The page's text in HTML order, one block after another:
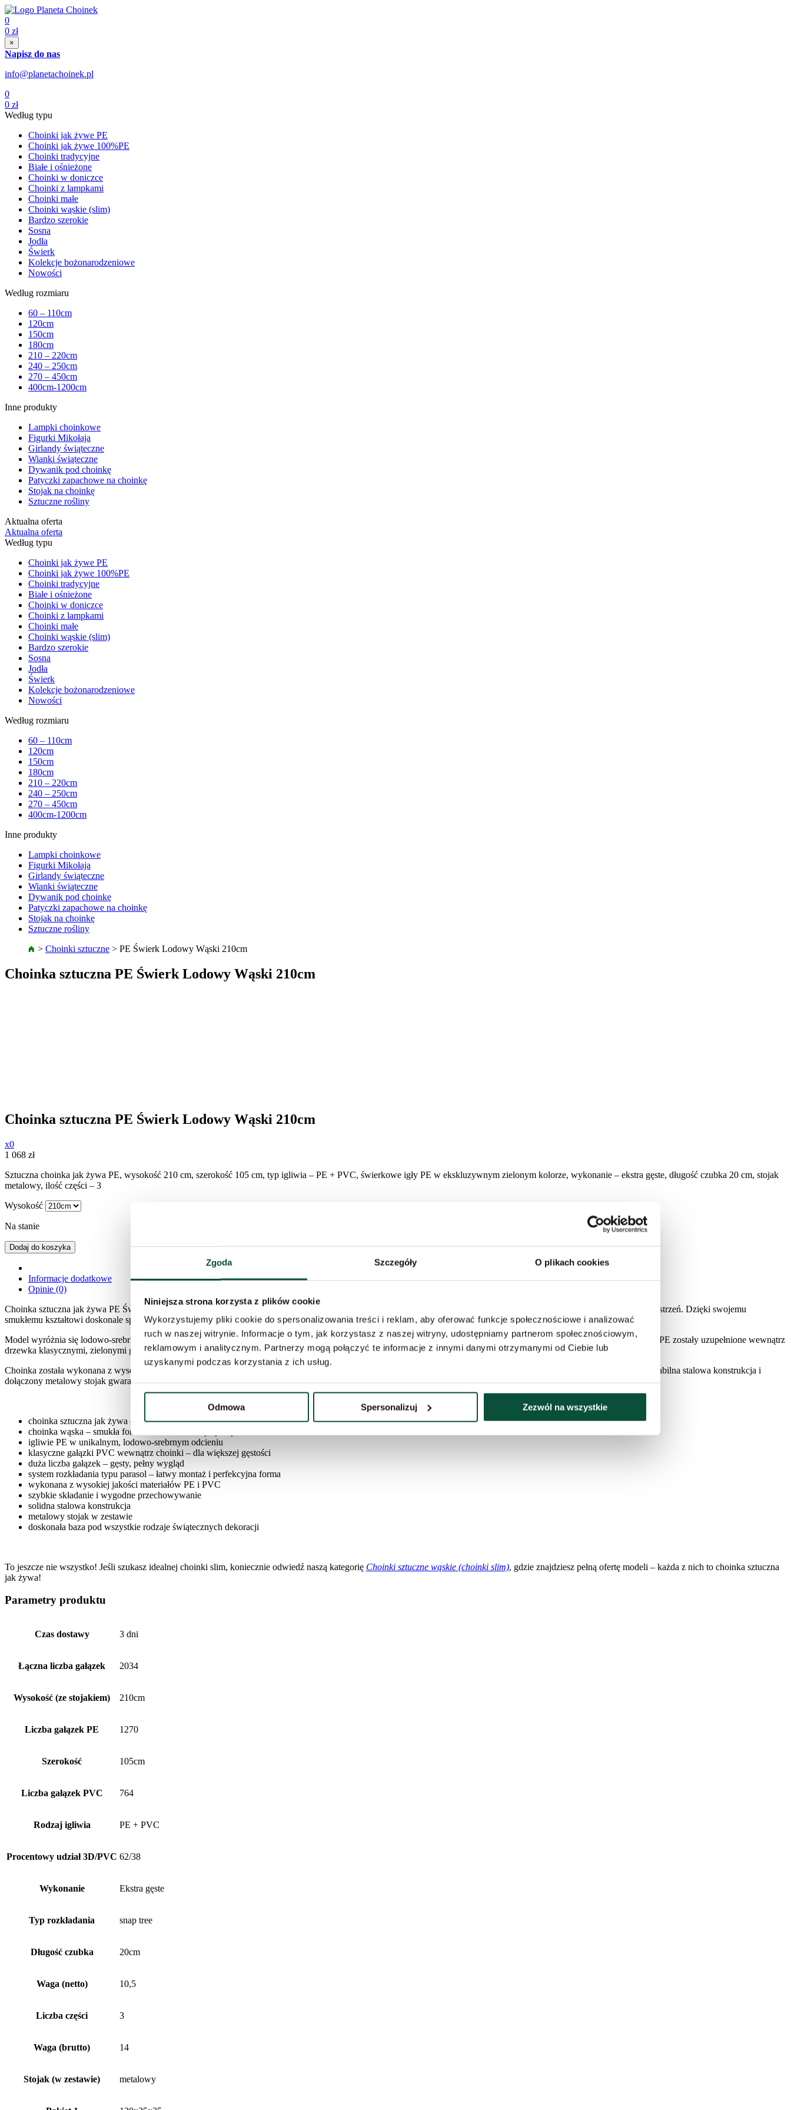
Zgoda Szczegóły O plikach cookies
Niniejsza strona korzysta z plików cookie
Wykorzystujemy pliki cookie do spersonalizowania treści i reklam, aby oferować funkcje społecznościowe i analizować
ruch w naszej witrynie. Informacje o tym, jak korzystasz z naszej witryny, udostępniamy partnerom społecznościowym,
reklamowym i analitycznym. Partnerzy mogą połączyć te informacje z innymi danymi otrzymanymi od Ciebie lub
uzyskanymi podczas korzystania z ich usług.
Odmowa Spersonalizuj Zezwól na wszystkie
0
0 zł
×
Napisz do nas
info@planetachoinek.pl
0
0 zł
Według typu
Choinki jak żywe PE
Choinki jak żywe 100%PE
Choinki tradycyjne
Białe i ośnieżone
Choinki w doniczce
Choinki z lampkami
Choinki małe
Choinki wąskie (slim)
Bardzo szerokie
Sosna
Jodła
Świerk
Kolekcje bożonarodzeniowe
Nowości
Według rozmiaru
60 – 110cm
120cm
150cm
180cm
210 – 220cm
240 – 250cm
270 – 450cm
400cm-1200cm
Inne produkty
Lampki choinkowe
Figurki Mikołaja
Girlandy świąteczne
Wianki świąteczne
Dywanik pod choinkę
Patyczki zapachowe na choinkę
Stojak na choinkę
Sztuczne rośliny
Aktualna oferta
Aktualna oferta
Według typu
Choinki jak żywe PE
Choinki jak żywe 100%PE
Choinki tradycyjne
Białe i ośnieżone
Choinki w doniczce
Choinki z lampkami
Choinki małe
Choinki wąskie (slim)
Bardzo szerokie
Sosna
Jodła
Świerk
Kolekcje bożonarodzeniowe
Nowości
Według rozmiaru
60 – 110cm
120cm
150cm
180cm
210 – 220cm
240 – 250cm
270 – 450cm
400cm-1200cm
Inne produkty
Lampki choinkowe
Figurki Mikołaja
Girlandy świąteczne
Wianki świąteczne
Dywanik pod choinkę
Patyczki zapachowe na choinkę
Stojak na choinkę
Sztuczne rośliny
> Choinki sztuczne > PE Świerk Lodowy Wąski 210cm
Choinka sztuczna PE Świerk Lodowy Wąski 210cm
Choinka sztuczna PE Świerk Lodowy Wąski 210cm
x0
1 068 zł
Sztuczna choinka jak żywa PE, wysokość 210 cm, szerokość 105 cm, typ igliwia – PE + PVC, świerkowe igły PE w ekskluzywnym zielonym kolorze, wykonanie – ekstra gęste, długość czubka 20 cm, stojak
metalowy, ilość części – 3
Wysokość
Na stanie
Dodaj do koszyka
Informacje dodatkowe
Opinie (0)
Choinka sztuczna jak żywa PE Świerk Lodowy Wąski to idealne rozwiązanie dla osób, które pragną eleganckiej i wyjątkowej choinki, ale mają do dyspozycji ograniczoną przestrzeń. Dzięki swojemu
smukłemu kształtowi doskonale sprawdzi się w mniejszych pomieszczeniach, korytarzach czy mieszkaniach, nie tracąc przy tym na efekcie wizualnym.
Model wyróżnia się lodowo-srebrnym PE igliwiem, które pięknie odbija światło i przywodzi na myśl skute lodem gałązki świerku. Realistyczne końcówki gałązek wykonane z PE zostały uzupełnione wewnątrz
drzewka klasycznymi, zielonymi gałązkami PVC, co nadaje choince wyjątkową gęstość i objętość.
Choinka została wykonana z wysokiej jakości materiałów i wyposażona w system rozkładania typu parasol, który zapewnia szybki montaż oraz idealny, symetryczny kształt. Stabilna stalowa konstrukcja i
dołączony metalowy stojak gwarantują bezpieczeństwo i trwałość.
choinka sztuczna jak żywa – wyjątkowo realistyczny wygląd
choinka wąska – smukła forma idealna do mniejszych przestrzeni
igliwie PE w unikalnym, lodowo-srebrnym odcieniu
klasyczne gałązki PVC wewnątrz choinki – dla większej gęstości
duża liczba gałązek – gęsty, pełny wygląd
system rozkładania typu parasol – łatwy montaż i perfekcyjna forma
wykonana z wysokiej jakości materiałów PE i PVC
szybkie składanie i wygodne przechowywanie
solidna stalowa konstrukcja
metalowy stojak w zestawie
doskonała baza pod wszystkie rodzaje świątecznych dekoracji
To jeszcze nie wszystko! Jeśli szukasz idealnej choinki slim, koniecznie odwiedź naszą kategorię Choinki sztuczne wąskie (choinki slim), gdzie znajdziesz pełną ofertę modeli – każda z nich to choinka sztuczna
jak żywa!
Parametry produktu
Czas dostawy 3 dni
Łączna liczba gałązek 2034
Wysokość (ze stojakiem) 210cm
Liczba gałązek PE 1270
Szerokość 105cm
Liczba gałązek PVC 764
Rodzaj igliwia PE + PVC
Procentowy udział 3D/PVC 62/38
Wykonanie Ekstra gęste
Typ rozkładania snap tree
Długość czubka 20cm
Waga (netto) 10,5
Liczba części 3
Waga (brutto) 14
Stojak (w zestawie) metalowy